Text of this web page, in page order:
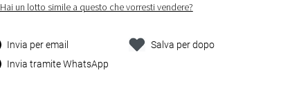
Hai un lotto simile a questo che vorresti vendere?
Invia per email
Invia tramite WhatsApp
Salva per dopo